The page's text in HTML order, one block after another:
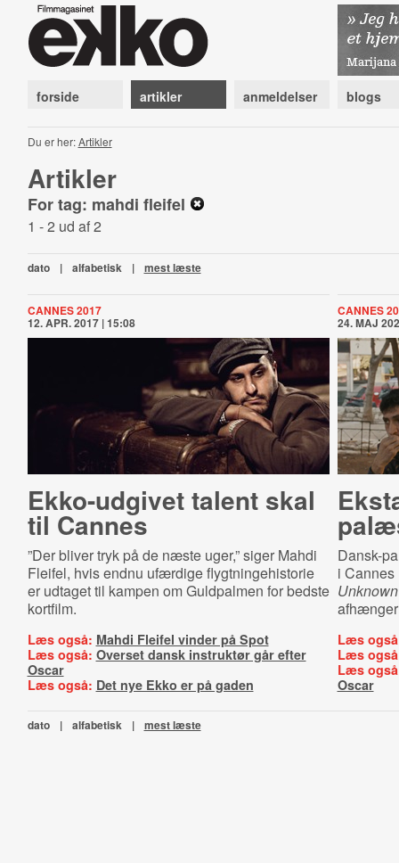
forside artikler anmeldelser blogs
Du er her:Artikler
Artikler
For tag: mahdi fleifel
1 - 2 ud af 2
dato | alfabetisk | mest læste
CANNES 2017
12. APR. 2017 | 15:08
Ekko-udgivet talent skal
til Cannes
”Der bliver tryk på de næste uger,” siger Mahdi
Fleifel, hvis endnu ufærdige flygtningehistorie
er udtaget til kampen om Guldpalmen for bedste
kortfilm.
Læs også: Mahdi Fleifel vinder på Spot
Læs også: Overset dansk instruktør går efter
Oscar
Læs også: Det nye Ekko er på gaden
CANNES
24. MAJ
Dansk-
i
Unknown
Læs
Læs
Læs
Oscar
dato | alfabetisk | mest læste